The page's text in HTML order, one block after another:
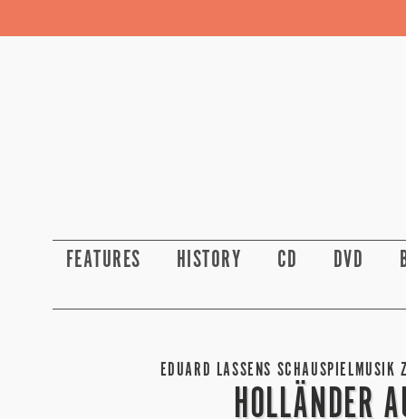
FEATURES HISTORY CD DVD
EDUARD LASSENS
HOLLÄNDER